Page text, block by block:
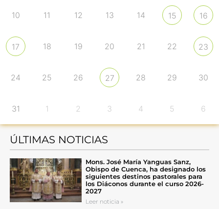
10 11 12 13 14 15 16
17 18 19 20 21 22 23
24 25 26 27 28 29 30
31 1 2 3 4 5 6
ÚLTIMAS NOTICIAS
Mons. José María Yanguas Sanz,
Obispo de Cuenca, ha designado los
siguientes destinos pastorales para
los Diáconos durante el curso 2026-
2027
Leer noticia »